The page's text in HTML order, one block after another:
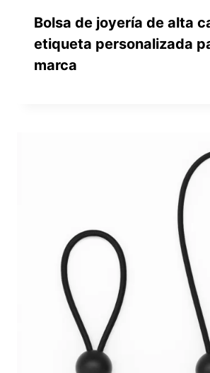
Bolsa de joyería de alta
etiqueta personalizada
marca